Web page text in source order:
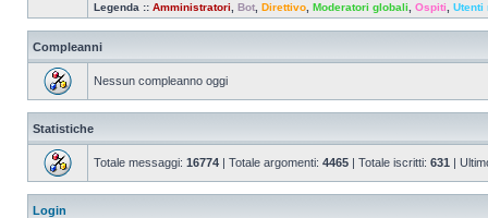
Legenda :: Amministratori Bot Direttivo Moderatori globali Ospiti Utenti
Compleanni
Nessun compleanno oggi
Statistiche
Totale messaggi: 16774 | Totale argomenti: 4465 | Totale iscritti: 631 |
Login